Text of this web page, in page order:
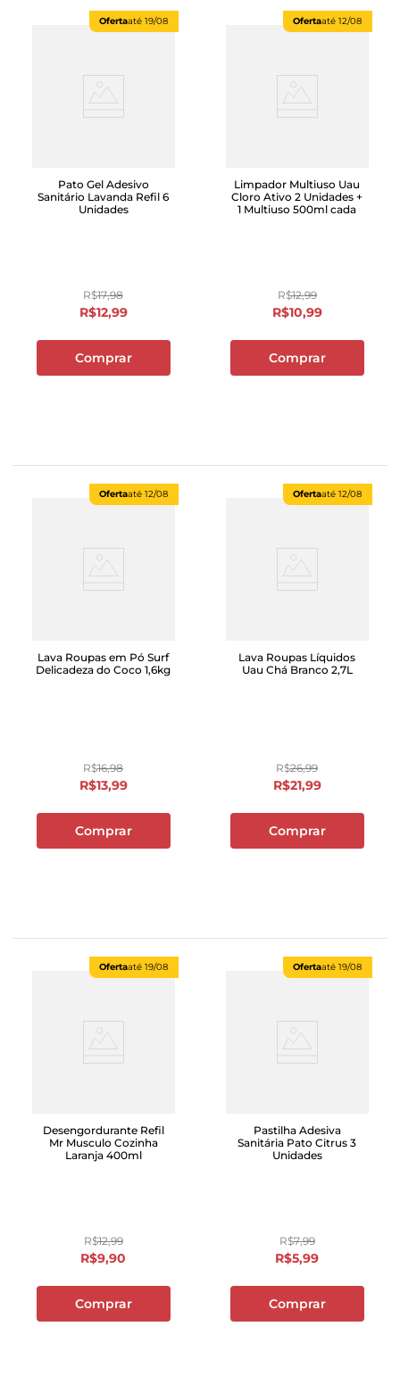
Ofertaaté 19/08
Pato Gel Adesivo
Sanitário Lavanda Refil 6
Unidades
R$17,98
R$12,99
Comprar
Ofertaaté 12/08
Limpador Multiuso Uau
Cloro Ativo 2 Unidades +
1 Multiuso 500ml cada
R$12,99
R$10,99
Comprar
Ofertaaté 12/08
Lava Roupas em Pó Surf
Delicadeza do Coco 1,6kg
R$16,98
R$13,99
Comprar
Ofertaaté 12/08
Lava Roupas Líquidos
Uau Chá Branco 2,7L
R$26,99
R$21,99
Comprar
Ofertaaté 19/08
Desengordurante Refil
Mr Musculo Cozinha
Laranja 400ml
R$12,99
R$9,90
Comprar
Ofertaaté 19/08
Pastilha Adesiva
Sanitária Pato Citrus 3
Unidades
R$7,99
R$5,99
Comprar